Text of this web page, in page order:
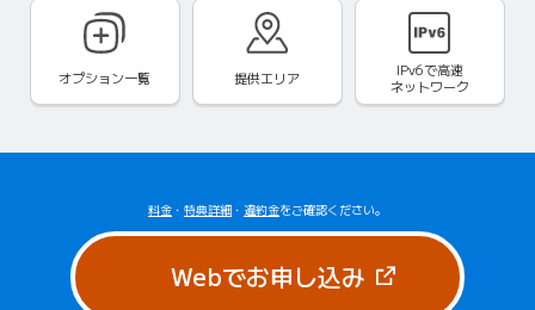
オプション一覧 提供エリア IPv6で高速
ネットワーク
料金 ・ 特典詳細 ・ 違約金をご確認ください。
Webでお申し込み（新しいタブ